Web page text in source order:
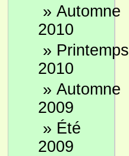
» Automne
2010
» Printemps
2010
» Automne
2009
» Été
2009